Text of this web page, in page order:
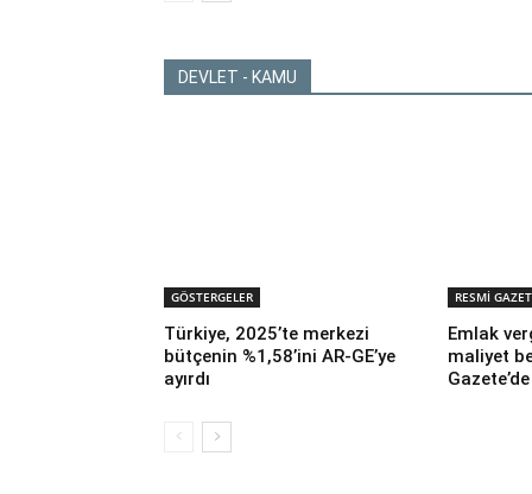
DEVLET - KAMU
GÖSTERGELER
Türkiye, 2025’te merkezi
bütçenin %1,58’ini AR-GE’ye
ayırdı
RESMİ
Emlak
maliyet
Gazete’de